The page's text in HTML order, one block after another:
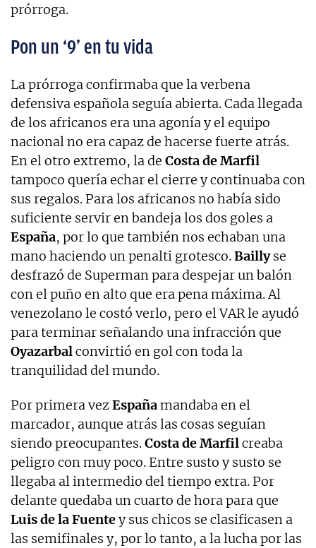
prórroga.
Pon un ‘9’ en tu vida
La prórroga confirmaba que la verbena
defensiva española seguía abierta. Cada llegada
de los africanos era una agonía y el equipo
nacional no era capaz de hacerse fuerte atrás.
En el otro extremo, la de Costa de Marfil
tampoco quería echar el cierre y continuaba con
sus regalos. Para los africanos no había sido
suficiente servir en bandeja los dos goles a
España, por lo que también nos echaban una
mano haciendo un penalti grotesco.Baillyse
desfrazó de Superman para despejar un balón
con el puño en alto que era pena máxima. Al
venezolano le costó verlo, pero el VAR le ayudó
para terminar señalando una infracción que
Oyazarbalconvirtió en gol con toda la
tranquilidad del mundo.
Por primera vezEspañamandaba en el
marcador, aunque atrás las cosas seguían
siendo preocupantes.Costa de Marfilcreaba
peligro con muy poco. Entre susto y susto se
llegaba al intermedio del tiempo extra. Por
delante quedaba un cuarto de hora para que
Luis de la Fuentey sus chicos se clasificasen a
las semifinales y, por lo tanto, a la lucha por las